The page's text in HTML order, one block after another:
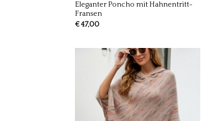
Eleganter Poncho mit Hahnentritt-
Fransen
€47,00